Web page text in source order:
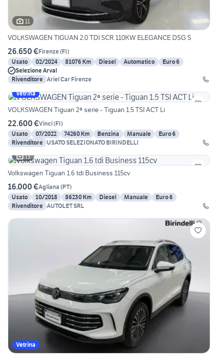
11
VOLKSWAGEN TIGUAN 2.0 TDI SCR 110KW ELEGANCE DSG S
26.650 €Firenze(FI)
Usato
02/2024 81076 Km Diesel Automatico
Euro 6
Selezione Arval
Rivenditore Ariel Car Firenze
Vetrina
VOLKSWAGEN Tiguan 2ª serie - Tiguan 1.5 TSI ACT Li
22.600 €Vinci(FI)
Usato
07/2022 74260 Km Benzina Manuale
Euro 6
Rivenditore USATO SELEZIONATO BIRINDELLI
13
Volkswagen Tiguan 1.6 tdi Business 115cv
16.000 €Agliana (PT)
Usato
10/2018 86230 Km Diesel Manuale
Euro 6
Rivenditore AUTOLET SRL
Vetrina